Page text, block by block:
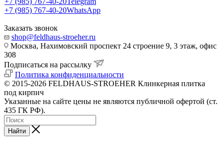
+7 (985) 767-40-20WhatsApp
Заказать звонок
shop@feldhaus-stroeher.ru
Москва, Нахимовский проспект 24 строение 9, 3 этаж, офис
308
Подписаться на рассылку
Политика конфиденциальности
© 2015-2026 FELDHAUS-STROEHER Клинкерная плитка
под кирпич
Указанные на сайте цены не являются публичной офертой (ст.
435 ГК РФ).
Найти